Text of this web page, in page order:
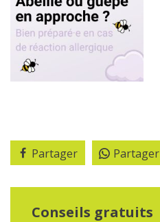
Partager Partager
Conseils gratuits